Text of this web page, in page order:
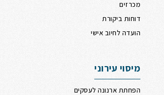
מכרזים
דוחות ביקורת
הועדה לחיוב אישי
מיסוי עירוני
הפחתת ארנונה לעסקים